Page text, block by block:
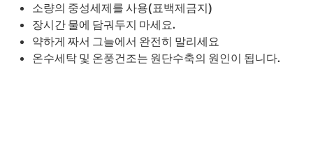
소량의 중성세제를 사용(표백제금지)
장시간 물에 담궈두지 마세요.
약하게 짜서 그늘에서 완전히 말리세요
온수세탁 및 온풍건조는 원단수축의 원인이 됩니다.